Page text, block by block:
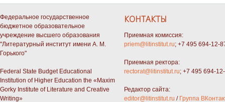
Федеральное государственное
бюджетное образовательное
учреждение высшего образования
"Литературный институт имени А. М.
Горького"
Federal State Budget Educational
Institution of Higher Education the «Maxim
Gorky Institute of Literature and Creative
Writing»
КОНТАКТЫ
Приемная комиссия:
priem@litinstitut.ru; +7 495 694-12-
Приемная ректора:
rectorat@litinstitut.ru; +7 495 694-
Редактор сайта:
editor@litinstitut.ru / Группа